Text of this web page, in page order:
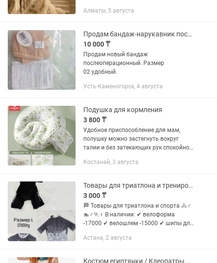
— объемные цветы ручной работы,
роскошный...
Алматы, 5 августа
Продам бандаж-нарукавник послеоперационный
10 000 ₸
Продам новый бандаж
послеоперационный. Размер
02.удобный.
Усть-Каменогорск, 4 августа
Подушка для кормления
3 800 ₸
Удобное приспособление для мам,
полушку можно застегнуть вокруг
талии и без затекающих рук спокойно
нарукавник , благодаря которому
Костанай, 3 августа
Товары для триатлона и тренировок нарукавники
3 000 ₸
🏁 Товары для триатлона и спорта 🚴♂️
🏊♂️🏃♀️ В наличии: ✔ велоформа
-17000 ✔ велошлем -15000 ✔ шипы для
нарукавники - 3000 ✔ спортивные очки
Астана, 2 августа
Костюм египтянки / Клеопатры размер 130-140